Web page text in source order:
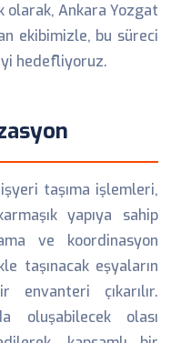
olarak, Ankara Yozgat
ekibimizle, bu süreci
hedefliyoruz.
taşıma işlemleri,
yapıya sahip
ve koordinasyon
taşınacak eşyaların
envanteri çıkarılır.
oluşabilecek olası